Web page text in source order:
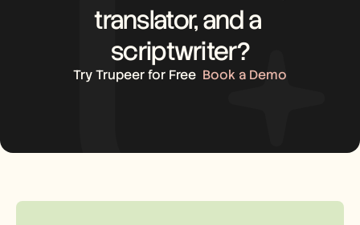
translator, and a
scriptwriter?
Try Trupeer for Free Book a Demo